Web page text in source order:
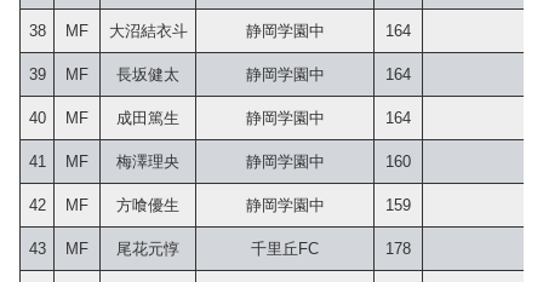
38 MF 大沼結衣斗 静岡学園中 164
39 MF 長坂健太 静岡学園中 164
40 MF 成田篤生 静岡学園中 164
41 MF 梅澤理央 静岡学園中 160
42 MF 方喰優生 静岡学園中 159
43 MF 尾花元惇 千里丘FC 178